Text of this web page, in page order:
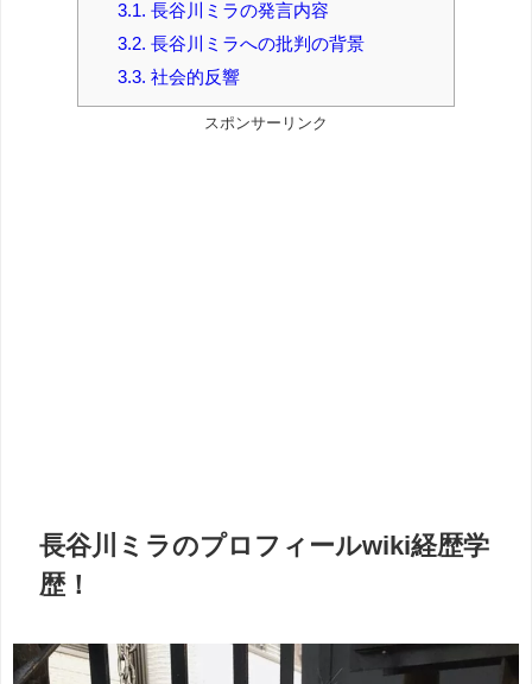
3.1. 長谷川ミラの発言内容
3.2. 長谷川ミラへの批判の背景
3.3. 社会的反響
スポンサーリンク
長谷川ミラのプロフィールwiki経歴学
歴！